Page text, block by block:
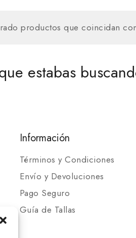
productos que coincidan
estabas
Información
Términos y Condiciones
Envío y Devoluciones
Pago Seguro
Guía de Tallas